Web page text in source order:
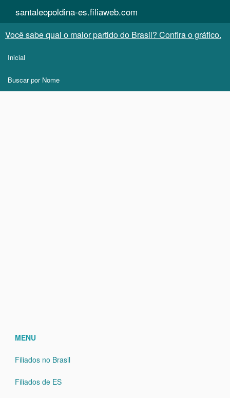
santaleopoldina-es.filiaweb.com
Você sabe qual o maior partido do Brasil? Confira o gráfico.
Inicial
Buscar por Nome
MENU
Filiados no Brasil
Filiados de ES